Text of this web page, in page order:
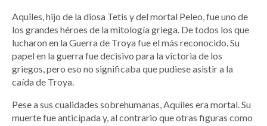
Aquiles, hijo de la diosa Tetis y del mortal Peleo, fue uno de
los grandes héroes de la mitología griega. De todos los que
lucharon en la Guerra de Troya fue el más reconocido. Su
papel en la guerra fue decisivo para la victoria de los
griegos, pero eso no significaba que pudiese asistir a la
caída de Troya.
Pese a sus cualidades sobrehumanas, Aquiles era mortal. Su
muerte fue anticipada y, al contrario que otras figuras como